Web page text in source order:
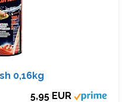
0,16kg
5,95 EUR